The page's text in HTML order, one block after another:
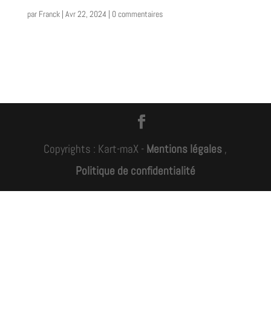
par Franck| Avr 22, 2024 | 0 commentaires
Copyrights : Kart-maX - Mentions légales ,
Politique de confidentialité